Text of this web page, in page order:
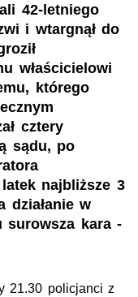
42-letniego
i wtargnął do
właścicielowi
którego
cztery
sądu, po
najbliższe 3
działanie w
surowsza kara -
21.30 policjanci z